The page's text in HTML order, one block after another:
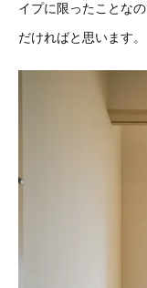
イプに限ったことな
だければと思います。